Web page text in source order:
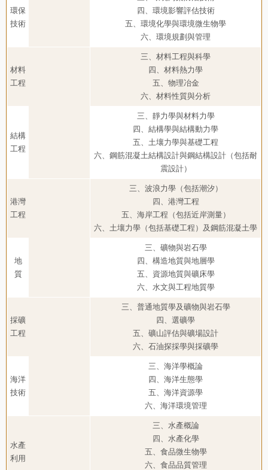
環保
技術
四、環境影響評估技術
五、環境化學與環境微生物學
六、環境規劃與管理
材料
工程
三、材料工程與科學
四、材料熱力學
五、物理冶金
六、材料性質與分析
結構
工程
三、靜力學與材料力學
四、結構學與結構動力學
五、土壤力學與基礎工程
六、鋼筋混凝土結構設計與鋼結構設計（包括耐
震設計）
港灣
工程
三、波浪力學（包括潮汐）
四、港灣工程
五、海岸工程（包括近岸測量）
六、土壤力學（包括基礎工程）及鋼筋混凝土學
地
質
三、礦物與岩石學
四、構造地質與地層學
五、資源地質與礦床學
六、水文與工程地質學
採礦
工程
三、普通地質學及礦物與岩石學
四、選礦學
五、礦山評估與礦場設計
六、石油探採學與採礦學
海洋
技術
三、海洋學概論
四、海洋生態學
五、海洋資源學
六、海洋環境管理
水產
利用
三、水產概論
四、水產化學
五、食品微生物學
六、食品品質管理